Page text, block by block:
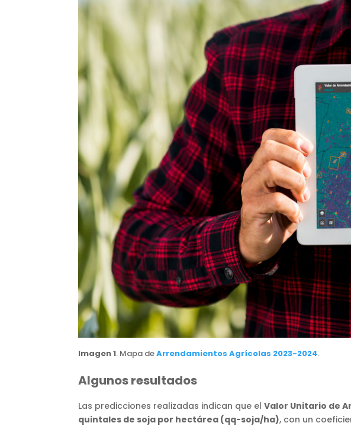
Imagen 1. Mapa deArrendamientos Agrícolas 2023-2024.
Algunos resultados
Las predicciones realizadas indican que el Valor Unitario de
quintales de soja por hectárea (qq-soja/ha), con un